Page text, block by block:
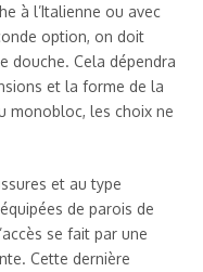
à l’Italienne ou avec
option, on doit
douche. Cela dépendra
et la forme de la
monobloc, les choix ne
et au type
de parois de
se fait par une
Cette dernière